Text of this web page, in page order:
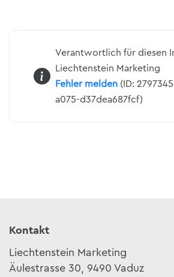
Verantwortlich für diesen
Liechtenstein Marketing
Fehler melden(ID:
a075-d37dea687fcf)
Kontakt
Liechtenstein Marketing
Äulestrasse 30, 9490 Vaduz